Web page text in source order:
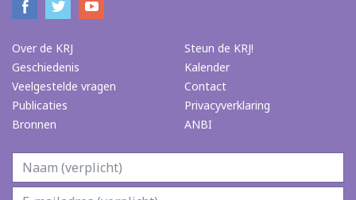
Over de KRJ
Geschiedenis
Veelgestelde vragen
Publicaties
Bronnen
Steun de KRJ!
Kalender
Contact
Privacyverklaring
ANBI